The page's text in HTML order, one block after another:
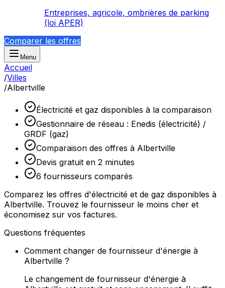
Entreprises, agricole, ombrières de parking
(loi APER)
Comparer les offres
Menu
Accueil
/Villes
/Albertville
Électricité et gaz disponibles à la comparaison
Gestionnaire de réseau : Enedis (électricité) /
GRDF (gaz)
Comparaison des offres à Albertville
Devis gratuit en 2 minutes
6 fournisseurs comparés
Comparez les offres d'électricité et de gaz disponibles à
Albertville. Trouvez le fournisseur le moins cher et
économisez sur vos factures.
Questions fréquentes
Comment changer de fournisseur d'énergie à
Albertville ?
Le changement de fournisseur d'énergie à